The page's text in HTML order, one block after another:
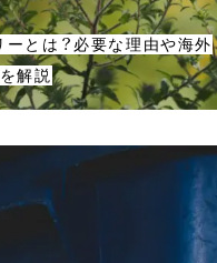
ーとは？必要な理由や海外
解説